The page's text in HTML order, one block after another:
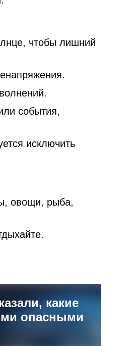
чтобы лишний
события,
исключить
овощи, рыба,
какие
опасными